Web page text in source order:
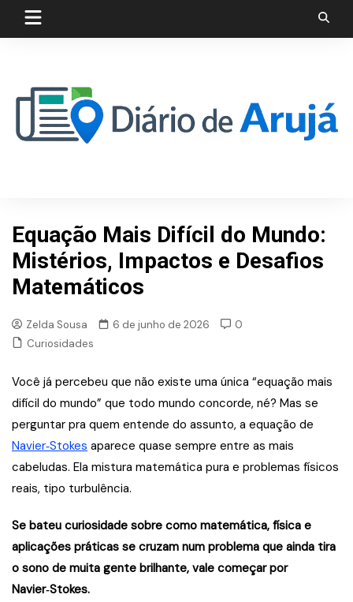
Equação Mais Difícil do Mundo:
Mistérios, Impactos e Desafios
Matemáticos
Zelda Sousa 6 de junho de 2026
0
Curiosidades
Você já percebeu que não existe uma única “equação mais
difícil do mundo” que todo mundo concorde, né? Mas se
perguntar pra quem entende do assunto, a equação de
Navier‑Stokes aparece quase sempre entre as mais
cabeludas. Ela mistura matemática pura e problemas físicos
reais, tipo turbulência.
Se bateu curiosidade sobre como matemática, física e
aplicações práticas se cruzam num problema que ainda tira
o sono de muita gente brilhante, vale começar por
Navier‑Stokes.